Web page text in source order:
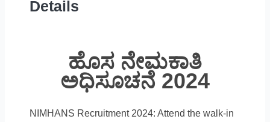
Details
ಹೊಸ ನೇಮಕಾತಿ
ಅಧಿಸೂಚನೆ 2024
NIMHANS Recruitment 2024: Attend the walk-in